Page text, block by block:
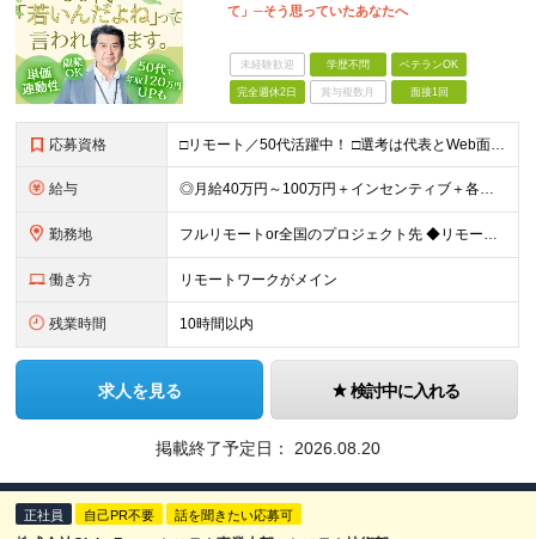
て」─そう思っていたあなたへ
未経験歓迎 学歴不問 ベテランOK
完全週休2日 賞与複数月 面接1回
応募資格 □リモート／50代活躍中！ □選考は代表とWeb面談1回のみ □カジュアル面談も大歓迎！ 【応募条件】 ◎ITエンジニアの開発の実務経験をお持ちの方 └言語・業界・ジャンル不問（インフラ案件も多数！
給与 ◎月給40万円～100万円＋インセンティブ＋各種手当 ・年収120万〜300万円UPの実績も！ ・平均年収UP率は1.1～1.3倍 ・案件単価100%公開 × 単価連動の給与制度 ・能力等を考慮の上
勤務地 フルリモートor全国のプロジェクト先 ◆リモート実施率80% ◆UIターン歓迎！転勤なし ※(変更の範囲)上記を除く当社関連勤務地 本社：東京都新宿区西新宿3-9-23 西新宿大和ビル3F ＼AI
働き方 リモートワークがメイン
残業時間 10時間以内
求人を見る 検討中に入れる
掲載終了予定日： 2026.08.20
正社員 自己PR不要 話を聞きたい応募可